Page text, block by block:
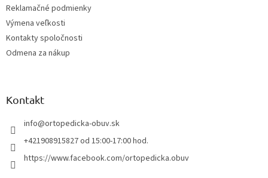
Reklamačné podmienky
Výmena veľkosti
Kontakty spoločnosti
Odmena za nákup
Kontakt
info@ortopedicka-obuv.sk
+421908915827 od 15:00-17:00 hod.
https://www.facebook.com/ortopedicka.obuv